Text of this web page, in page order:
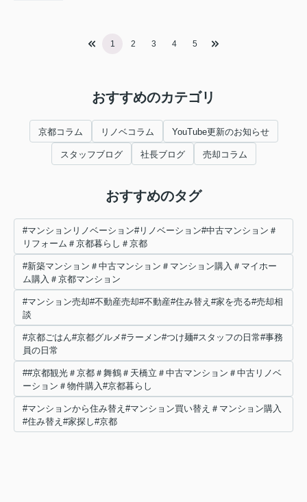
1 2 3 4 5
おすすめのカテゴリ
京都コラム リノベコラム YouTube更新のお知らせ
スタッフブログ 社長ブログ 売却コラム
おすすめのタグ
#マンションリノベーション#リノベーション#中古マンション＃
リフォーム＃京都暮らし＃京都
#新築マンション＃中古マンション＃マンション購入＃マイホー
ム購入＃京都マンション
#マンション売却#不動産売却#不動産#住み替え#家を売る#売却相
談
#京都ごはん#京都グルメ#ラーメン#つけ麺#スタッフの日常#事務
員の日常
##京都観光＃京都＃舞鶴＃天橋立＃中古マンション＃中古リノベ
ーション＃物件購入#京都暮らし
#マンションから住み替え#マンション買い替え＃マンション購入
#住み替え#家探し#京都